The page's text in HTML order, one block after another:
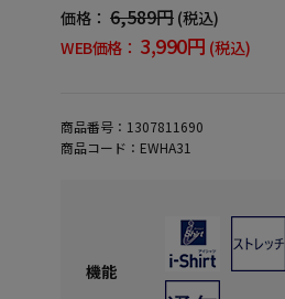
価格： 6,589円 (税込)
WEB価格： 3,990円 (税込)
商品番号： 1307811690
商品コード： EWHA31
機能